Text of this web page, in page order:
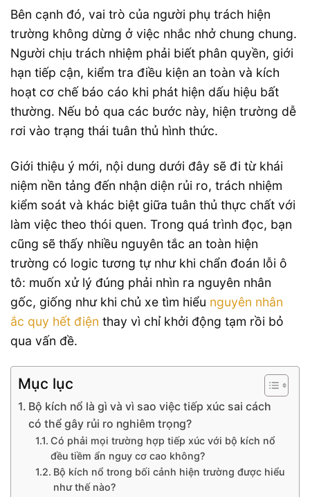
Bên cạnh đó, vai trò của người phụ trách hiện
trường không dừng ở việc nhắc nhở chung chung.
Người chịu trách nhiệm phải biết phân quyền, giới
hạn tiếp cận, kiểm tra điều kiện an toàn và kích
hoạt cơ chế báo cáo khi phát hiện dấu hiệu bất
thường. Nếu bỏ qua các bước này, hiện trường dễ
rơi vào trạng thái tuân thủ hình thức.
Giới thiệu ý mới, nội dung dưới đây sẽ đi từ khái
niệm nền tảng đến nhận diện rủi ro, trách nhiệm
kiểm soát và khác biệt giữa tuân thủ thực chất với
làm việc theo thói quen. Trong quá trình đọc, bạn
cũng sẽ thấy nhiều nguyên tắc an toàn hiện
trường có logic tương tự như khi chẩn đoán lỗi ô
tô: muốn xử lý đúng phải nhìn ra nguyên nhân
gốc, giống như khi chủ xe tìm hiểu nguyên nhân
ắc quy hết điện thay vì chỉ khởi động tạm rồi bỏ
qua vấn đề.
Mục lục
Bộ kích nổ là gì và vì sao việc tiếp xúc sai cách
có thể gây rủi ro nghiêm trọng?
Có phải mọi trường hợp tiếp xúc với bộ kích nổ
đều tiềm ẩn nguy cơ cao không?
Bộ kích nổ trong bối cảnh hiện trường được hiểu
như thế nào?